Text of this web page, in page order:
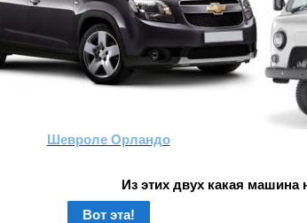
Шевроле Орландо
Из этих двух какая машина
Вот эта!